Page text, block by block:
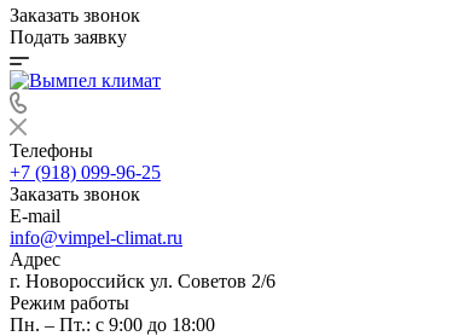
Заказать звонок
Подать заявку
Телефоны
+7 (918) 099-96-25
Заказать звонок
E-mail
info@vimpel-climat.ru
Адрес
г. Новороссийск ул. Советов 2/6
Режим работы
Пн. – Пт.: с 9:00 до 18:00